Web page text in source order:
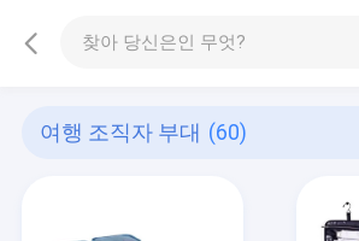
여행 조직자 부대 (60)